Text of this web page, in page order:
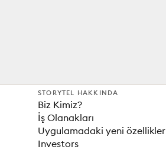
STORYTEL HAKKINDA
Biz Kimiz?
İş Olanakları
Uygulamadaki yeni özellikler
Investors